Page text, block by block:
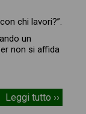
chi lavori?”.
un
non si affida
Leggi tutto ››